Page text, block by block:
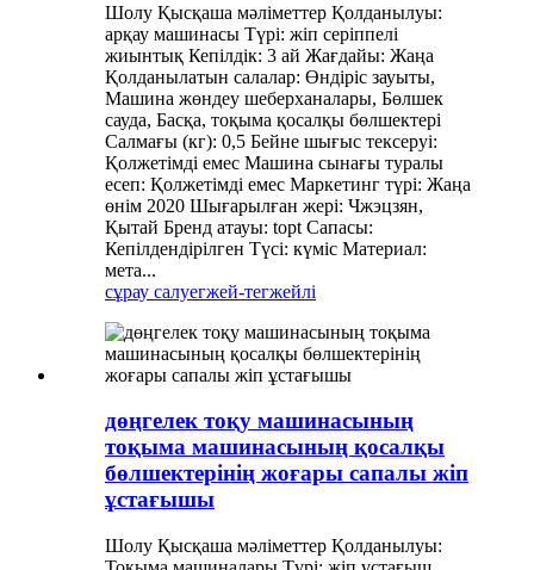
Шолу Қысқаша мәліметтер Қолданылуы:
арқау машинасы Түрі: жіп серіппелі
жиынтық Кепілдік: 3 ай Жағдайы: Жаңа
Қолданылатын салалар: Өндіріс зауыты,
Машина жөндеу шеберханалары, Бөлшек
сауда, Басқа, тоқыма қосалқы бөлшектері
Салмағы (кг): 0,5 Бейне шығыс тексеруі:
Қолжетімді емес Машина сынағы туралы
есеп: Қолжетімді емес Маркетинг түрі: Жаңа
өнім 2020 Шығарылған жері: Чжэцзян,
Қытай Бренд атауы: topt Сапасы:
Кепілдендірілген Түсі: күміс Материал:
мета...
сұрау салуегжей-тегжейлі
дөңгелек тоқу машинасының
тоқыма машинасының қосалқы
бөлшектерінің жоғары сапалы жіп
ұстағышы
Шолу Қысқаша мәліметтер Қолданылуы: